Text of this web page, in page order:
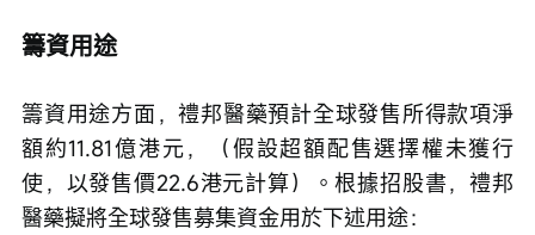
籌資用途
籌資用途方面，禮邦醫藥預計全球發售所得款項淨
額約11.81億港元，（假設超額配售選擇權未獲行
使，以發售價22.6港元計算）。根據招股書，禮邦
醫藥擬將全球發售募集資金用於下述用途：